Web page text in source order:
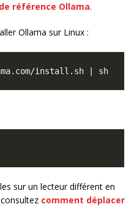
référence Ollama.
Ollama sur Linux :
sur un lecteur différent en
comment déplacer